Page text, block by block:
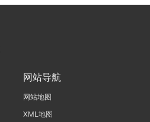
网站导航
网站地图
XML地图